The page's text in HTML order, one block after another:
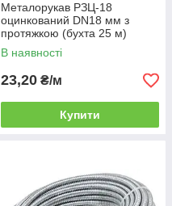
Металорукав РЗЦ‑18
оцинкований DN18 мм з
протяжкою (бухта 25 м)
В наявності
23,20 ₴/м
Купити